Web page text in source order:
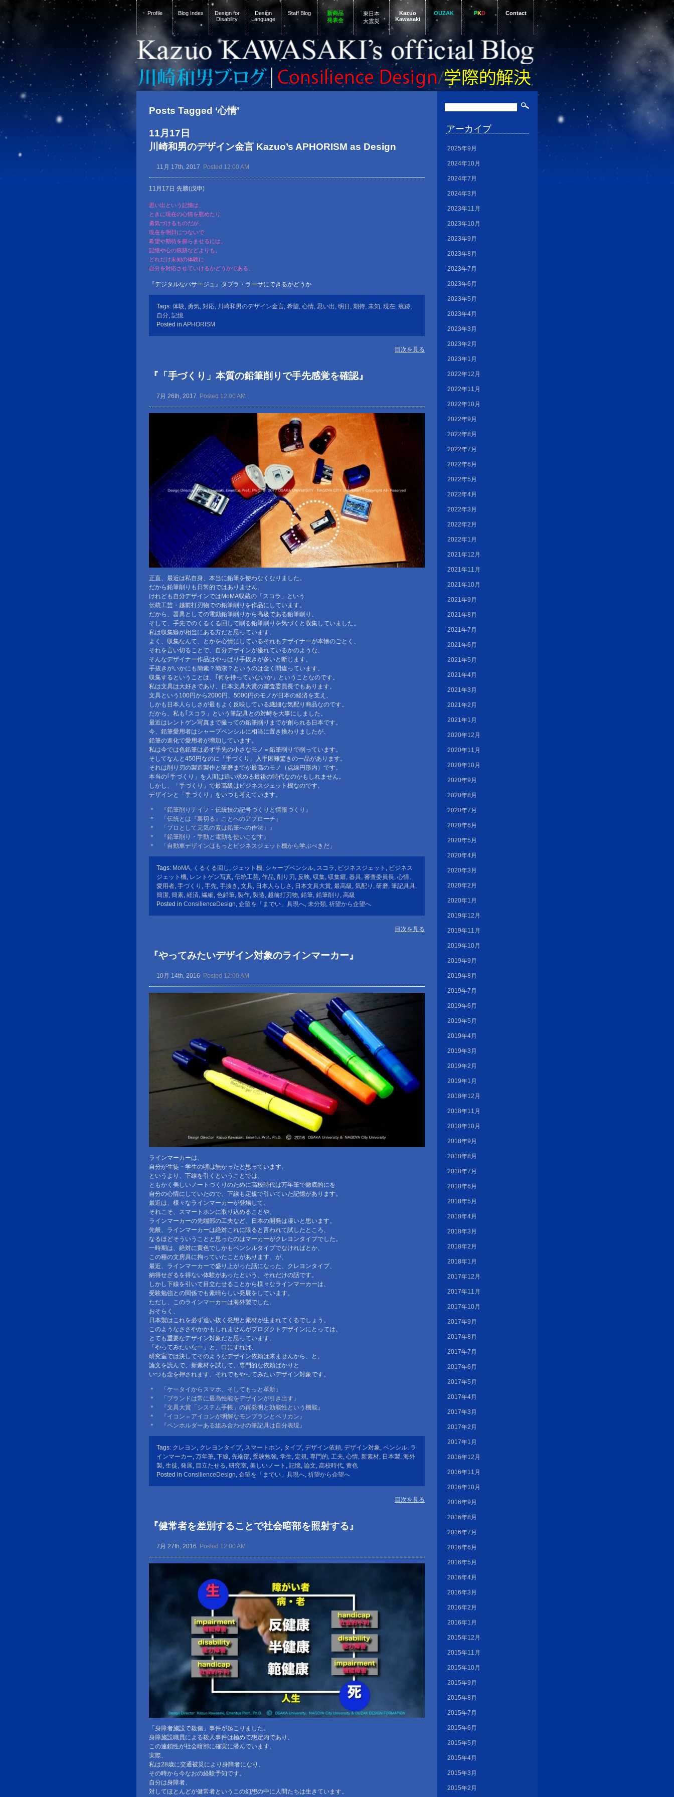
Profile Blog Index
Design for
Disability
Design
Language
Staff Blog
新商品
発表会
東日本
大震災
Kazuo
Kawasaki
OUZAK PKD Contact
Posts Tagged ‘心情’
11月17日
川崎和男のデザイン金言 Kazuo’s APHORISM as Design
11月 17th, 2017 Posted 12:00 AM
11月17日 先勝(戊申)
思い出という記憶は、
ときに現在の心情を慰めたり
勇気づけるものだが、
現在を明日につないで
希望や期待を膨らませるには、
記憶や心の痕跡などよりも、
どれだけ未知の体験に
自分を対応させていけるかどうかである。
『デジタルなパサージュ』タブラ・ラーサにできるかどうか
Tags: 体験, 勇気, 対応, 川崎和男のデザイン金言, 希望, 心情, 思い出 , 明日 , 期待, 未知, 現在, 痕跡,
自分, 記憶
Posted in APHORISM
目次を見る
『「手づくり」本質の鉛筆削りで手先感覚を確認』
7月 26th, 2017 Posted 12:00 AM
正直、最近は私自身、本当に鉛筆を使わなくなりました。
だから鉛筆削りも日常的ではありません。
けれども自分デザインではMoMA収蔵の「スコラ」という
伝統工芸・越前打刃物での鉛筆削りを作品にしています。
だから、器具としての電動鉛筆削りから高級である鉛筆削り、
そして、手先でのくるくる回して削る鉛筆削りを気づくと収集していました。
私は収集癖が相当にある方だと思っています。
よく、収集なんて、とかを心情にしているそれもデザイナーが本懐のごとく、
それを言い切ることで、自分デザインが優れているかのような、
そんなデザイナー作品はやっぱり手抜きが多いと断じます。
手抜きがいかにも簡素？簡潔？というのは全く間違っています。
収集するということは、｢何を持っていないか」ということなのです。
私は文具は大好きであり、日本文具大賞の審査委員長でもあります。
文具という100円から2000円、5000円のモノが日本の経済を支え、
しかも日本人らしさが最もよく反映している繊細な気配り商品なのです。
だから、私も｢スコラ」という筆記具との対峙を大事にしました。
最近はレントゲン写真まで撮っての鉛筆削りまでが創られる日本です。
今、鉛筆愛用者はシャープペンシルに相当に置き換わりましたが、
鉛筆の進化で愛用者が増加しています。
私は今では色鉛筆は必ず手先の小さなモノ＝鉛筆削りで削っています。
そしてなんと450円なのに「手づくり」入手困難驚きの一品があります。
それは削り刃の製造製作と研磨までが最高のモノ（点線円形内）です。
本当の｢手づくり」を人間は追い求める最後の時代なのかもしれません。
しかし、「手づくり」で最高級はビジネスジェット機なのです。
デザインと「手づくり」をいつも考えています。
＊ 『鉛筆削りナイフ・伝統技の記号づくりと情報づくり』
＊ 「伝統とは『裏切る』ことへのアプローチ」
＊ 「プロとして元気の素は鉛筆への作法」』
＊ 『鉛筆削り・手動と電動を使いこなす』
＊ 「自動車デザインはもっとビジネスジェット機から学ぶべきだ」
Tags: MoMA, くるくる回し , ジェット機, シャープペンシル, スコラ , ビジネスジェット , ビジネス
ジェット機, レントゲン写真, 伝統工芸, 作品, 削り刃 , 反映, 収集, 収集癖, 器具, 審査委員長, 心情,
愛用者, 手づくり , 手先, 手抜き , 文具, 日本人らしさ , 日本文具大賞, 最高級, 気配り , 研磨, 筆記具具,
簡潔, 簡素, 経済, 繊細, 色鉛筆, 製作, 製造, 越前打刃物, 鉛筆, 鉛筆削り , 高級
Posted in ConsilienceDesign, 企望を「までい」具現へ, 未分類, 祈望から企望へ
目次を見る
『やってみたいデザイン対象のラインマーカー』
10月 14th, 2016 Posted 12:00 AM
ラインマーカーは、
自分が生徒・学生の頃は無かったと思っています。
というより、下線を引くということでは、
ともかく美しいノートづくりのために高校時代は万年筆で徹底的にを
自分の心情にしていたので、下線も定規で引いていた記憶があります。
最近は、様々なラインマーカーが登場して、
それこそ、スマートホンに取り込めることや、
ラインマーカーの先端部の工夫など、日本の開発は凄いと思います。
先般、ラインマーカーは絶対これに限ると言われて試したところ、
なるほどそういうことと思ったのはマーカーがクレヨンタイプでした。
一時期は、絶対に黄色でしかもペンシルタイプでなければとか、
この種の文房具に拘っていたことがあります。が、
最近、ラインマーカーで盛り上がった話になった、クレヨンタイプ、
納得せざるを得ない体験があったという、それだけの話です。
しかし下線を引いて目立たせることから様々なラインマーカーは、
受験勉強との関係でも素晴らしい発展をしています。
ただし、このラインマーカーは海外製でした。
おそらく、
日本製はこれを必ず追い抜く発想と素材が生まれてくるでしょう。
このようなささやかかもしれませんがプロダクトデザインにとっては、
とても重要なデザイン対象だと思っています。
「やってみたいなー」と、口にすれば、
研究室では決してそのようなデザイン依頼は来ませんから、と。
論文を読んで、新素材を試して、専門的な依頼ばかりと
いつも念を押されます。それでもやってみたいデザイン対象です。
＊ 「ケータイからスマホ、そしてもっと革新」
＊ 「ブランドは常に最高性能をデザインが引き出す」
＊ 『文具大賞「システム手帳」の再発明と効能性という機能』
＊ 『イコン＝アイコンが明解なモンブランとペリカン』
＊ 『ペンホルダーある組み合わせの筆記具は自分表現』
Tags: クレヨン, クレヨンタイプ, スマートホン, タイプ, デザイン依頼, デザイン対象, ペンシル, ラ
インマーカー, 万年筆, 下線, 先端部, 受験勉強, 学生, 定規, 専門的, 工夫, 心情, 新素材, 日本製, 海外
製, 生徒, 発展, 目立たせる, 研究室, 美しいノート , 記憶, 論文, 高校時代, 黄色
Posted in ConsilienceDesign, 企望を「までい」具現へ, 祈望から企望へ
目次を見る
『健常者を差別することで社会暗部を照射する』
7月 27th, 2016 Posted 12:00 AM
「身障者施設で殺傷」事件が起こりました。
身障施設職員による殺人事件は極めて想定内であり、
この連鎖性が社会暗部に確実に潜んでいます。
実際、
私は28歳に交通被災により身障者になり、
その時から今なおの経験予知です。
自分は身障者、
対してほとんどが健常者というこの幻想の中に人間たちは生きています。
アーカイブ
2025年9月
2024年10月
2024年7月
2024年3月
2023年11月
2023年10月
2023年9月
2023年8月
2023年7月
2023年6月
2023年5月
2023年4月
2023年3月
2023年2月
2023年1月
2022年12月
2022年11月
2022年10月
2022年9月
2022年8月
2022年7月
2022年6月
2022年5月
2022年4月
2022年3月
2022年2月
2022年1月
2021年12月
2021年11月
2021年10月
2021年9月
2021年8月
2021年7月
2021年6月
2021年5月
2021年4月
2021年3月
2021年2月
2021年1月
2020年12月
2020年11月
2020年10月
2020年9月
2020年8月
2020年7月
2020年6月
2020年5月
2020年4月
2020年3月
2020年2月
2020年1月
2019年12月
2019年11月
2019年10月
2019年9月
2019年8月
2019年7月
2019年6月
2019年5月
2019年4月
2019年3月
2019年2月
2019年1月
2018年12月
2018年11月
2018年10月
2018年9月
2018年8月
2018年7月
2018年6月
2018年5月
2018年4月
2018年3月
2018年2月
2018年1月
2017年12月
2017年11月
2017年10月
2017年9月
2017年8月
2017年7月
2017年6月
2017年5月
2017年4月
2017年3月
2017年2月
2017年1月
2016年12月
2016年11月
2016年10月
2016年9月
2016年8月
2016年7月
2016年6月
2016年5月
2016年4月
2016年3月
2016年2月
2016年1月
2015年12月
2015年11月
2015年10月
2015年9月
2015年8月
2015年7月
2015年6月
2015年5月
2015年4月
2015年3月
2015年2月